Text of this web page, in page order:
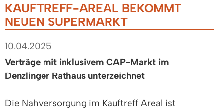
KAUFTREFF-AREAL BEKOMMT
NEUEN SUPERMARKT
10.04.2025
Verträge mit inklusivem CAP-Markt im
Denzlinger Rathaus unterzeichnet
Die Nahversorgung im Kauftreff Areal ist